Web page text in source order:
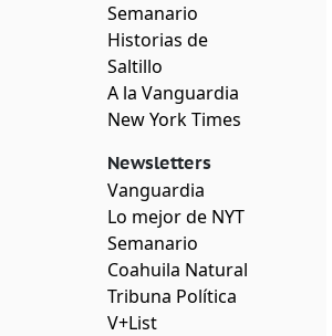
Semanario
Historias de
Saltillo
A la Vanguardia
New York Times
Newsletters
Vanguardia
Lo mejor de NYT
Semanario
Coahuila Natural
Tribuna Política
V+List